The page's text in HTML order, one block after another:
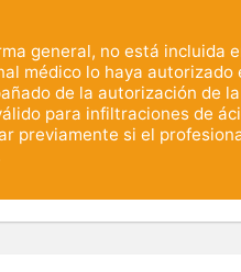
general, no está incluida
médico lo haya
de la autorización de
para infiltraciones de
previamente si el